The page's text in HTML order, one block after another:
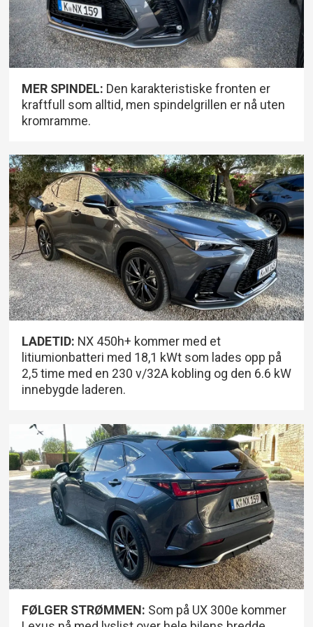
*=forbehold om endelige WLTP-data.
MER SPINDEL: Den karakteristiske fronten er
kraftfull som alltid, men spindelgrillen er nå uten
kromramme.
LADETID: NX 450h+ kommer med et
litiumionbatteri med 18,1 kWt som lades opp på
2,5 time med en 230 v/32A kobling og den 6.6 kW
innebygde laderen.
FØLGER STRØMMEN: Som på UX 300e kommer